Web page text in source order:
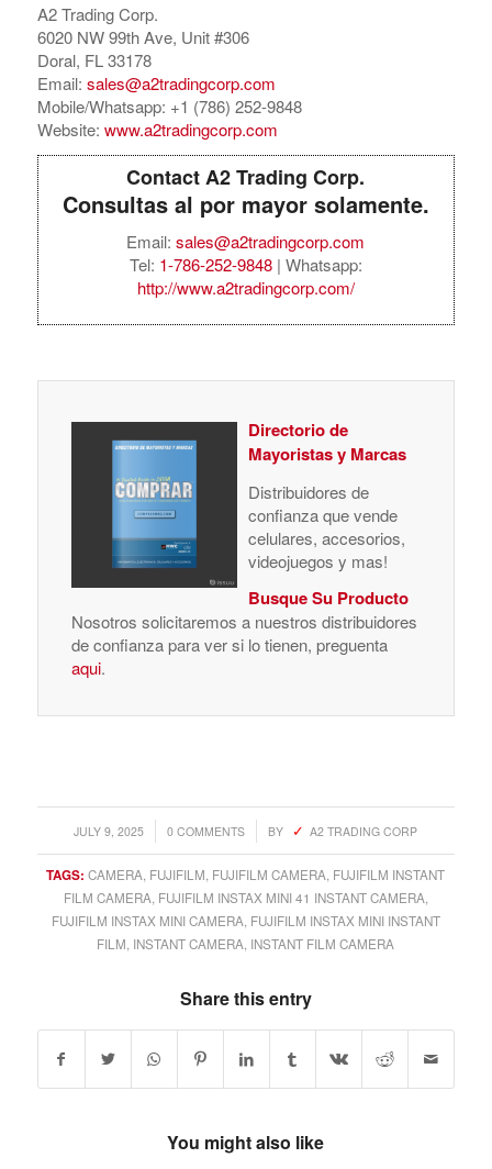
A2 Trading Corp.
6020 NW 99th Ave, Unit #306
Doral, FL 33178
Email: sales@a2tradingcorp.com
Mobile/Whatsapp: +1 (786) 252-9848
Website: www.a2tradingcorp.com
Contact A2 Trading Corp.
Consultas al por mayor solamente.
Email:sales@a2tradingcorp.com
Tel: 1-786-252-9848| Whatsapp:
http://www.a2tradingcorp.com/
Directorio de
Mayoristas y Marcas
Distribuidores de
confianza que vende
celulares, accesorios,
videojuegos y mas!
Busque Su Producto
Nosotros solicitaremos a nuestros distribuidores
de confianza para ver si lo tienen, preguenta
aqui.
JULY 9, 2025
/ 0 COMMENTS
/ BY A2 TRADING CORP
TAGS: CAMERA FUJIFILM FUJIFILM CAMERA FUJIFILM INSTANT
FILM CAMERA FUJIFILM INSTAX MINI 41 INSTANT CAMERA
FUJIFILM INSTAX MINI CAMERA FUJIFILM INSTAX MINI INSTANT
FILM INSTANT CAMERA INSTANT FILM CAMERA
Share this entry
You might also like